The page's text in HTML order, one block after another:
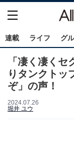
連載 ライフ グ
「凄く凄く
りタンクトッ
ぞ」の声！
2024.07.26
堀井 ユウ